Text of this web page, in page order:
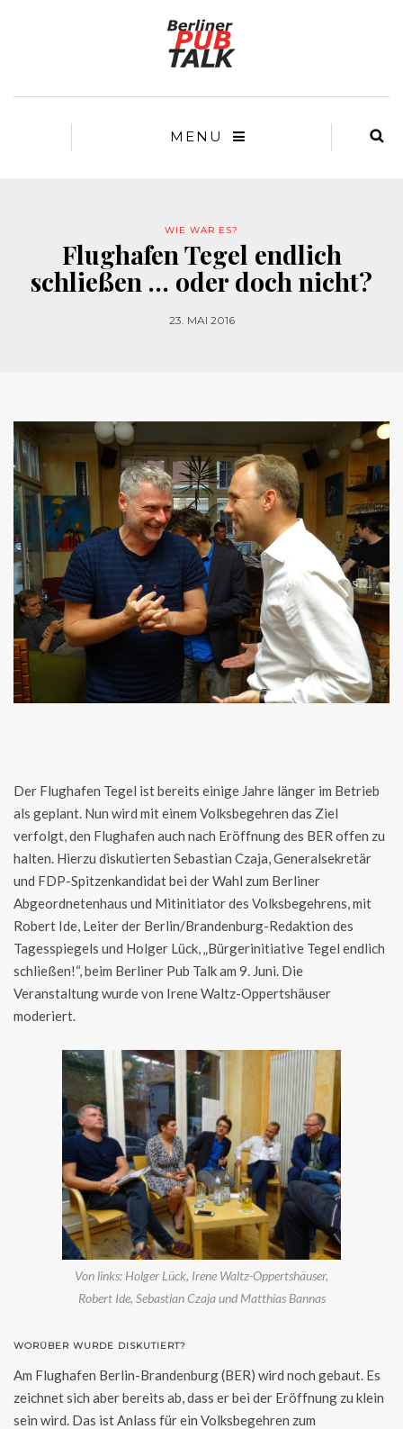
MENU
WIE WAR ES?
Flughafen Tegel endlich
schließen … oder doch nicht?
23. MAI 2016
Der Flughafen Tegel ist bereits einige Jahre länger im Betrieb
als geplant. Nun wird mit einem Volksbegehren das Ziel
verfolgt, den Flughafen auch nach Eröffnung des BER offen zu
halten. Hierzu diskutierten Sebastian Czaja, Generalsekretär
und FDP-Spitzenkandidat bei der Wahl zum Berliner
Abgeordnetenhaus und Mitinitiator des Volksbegehrens, mit
Robert Ide, Leiter der Berlin/Brandenburg-Redaktion des
Tagesspiegels und Holger Lück, „Bürgerinitiative Tegel endlich
schließen!“, beim Berliner Pub Talk am 9. Juni. Die
Veranstaltung wurde von Irene Waltz-Oppertshäuser
moderiert.
Von links: Holger Lück, Irene Waltz-Oppertshäuser,
Robert Ide, Sebastian Czaja und Matthias Bannas
WORÜBER WURDE DISKUTIERT?
Am Flughafen Berlin-Brandenburg (BER) wird noch gebaut. Es
zeichnet sich aber bereits ab, dass er bei der Eröffnung zu klein
sein wird. Das ist Anlass für ein Volksbegehren zum